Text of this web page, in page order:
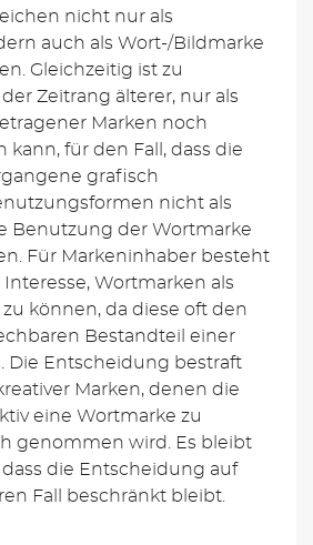
nicht nur als
auch als Wort-/Bildmarke
Gleichzeitig ist zu
Zeitrang älterer, nur als
Marken noch
für den Fall, dass die
grafisch
nicht als
Benutzung der Wortmarke
Für Markeninhaber besteht
Wortmarken als
können, da diese oft den
Bestandteil einer
Die Entscheidung bestraft
Marken, denen die
eine Wortmarke zu
genommen wird. Es bleibt
die Entscheidung auf
Fall beschränkt bleibt.